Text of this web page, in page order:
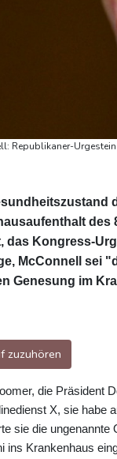
Republikaner-
des
das Kongress-
McConnell sei
Genesung im
zuzuhören
die Präsident
X, sie habe
sie die ungenannte
ins Krankenhaus